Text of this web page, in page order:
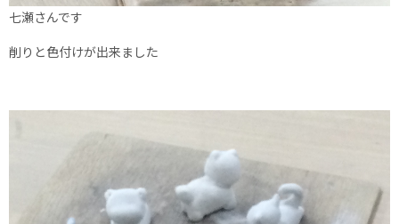
七瀬さんです
削りと色付けが出来ました